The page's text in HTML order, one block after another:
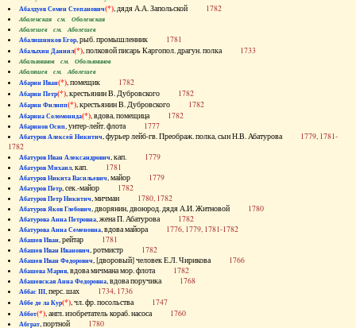
Абалдуев Семен Степанович(*), дядя А.А. Запольской 1782
Абаленская см. Оболенская
Абалешев см. Аболешев
Абалишников Егор, рыб. промышленник 1781
Абалыхин Даниил(*), полковой писарь Каргопол. драгун. полка 1733
Абальянинов см. Обольянинов
Абаляшев см. Аболешев
Абарин Иван(*), помещик 1782
Абарин Петр(*), крестьянин В. Дубровского 1782
Абарин Филипп(*), крестьянин В. Дубровского 1782
Абарина Соломонида(*), вдова, помещица 1782
Абаринов Осип, унтер-лейт. флота 1777
Абатуров Алексей Никитич, фурьер лейб-гв. Преображ. полка, сын Н.В. Абатурова 1779, 1781-
1782
Абатуров Иван Александрович, кап. 1779
Абатуров Михаил, кап. 1781
Абатуров Никита Васильевич, майор 1779
Абатуров Петр, сек.-майор 1782
Абатуров Петр Никитич, мичман 1780, 1782
Абатуров Яков Глебович, дворянин, двоюрод. дядя А.И. Житновой 1780
Абатурова Анна Петровна, жена П. Абатурова 1782
Абатурова Анна Семеновна, вдова майора 1776, 1779, 1781-1782
Абашев Иван, рейтар 1781
Абашев Иван Иванович, ротмистр 1782
Абашев Иван Федорович, [дворовый] человек Е.Л. Чирикова 1766
Абашева Мария, вдова мичмана мор. флота 1782
Абашевская Анна Федоровна, вдова поручика 1768
Аббас III, перс. шах 1734, 1736
Аббе де ла Кур(*), чл. фр. посольства 1747
Аббот(*), англ. изобретатель кораб. насоса 1760
Абграт, портной 1780